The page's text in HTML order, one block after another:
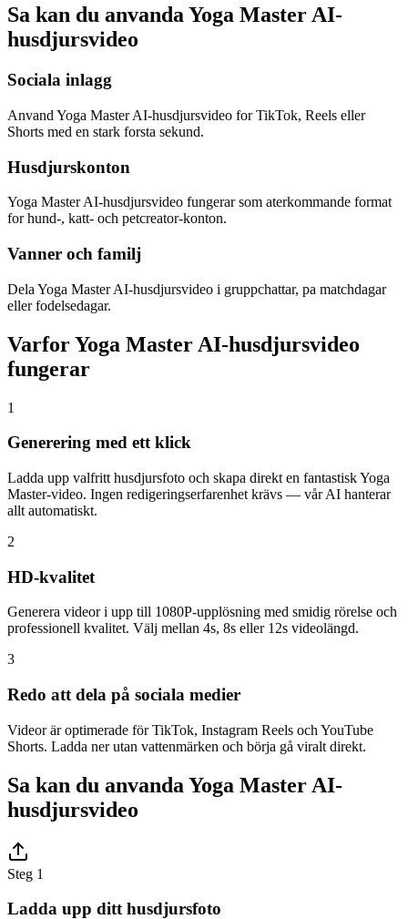
Sa kan du anvanda Yoga Master AI-
husdjursvideo
Sociala inlagg
Anvand Yoga Master AI-husdjursvideo for TikTok, Reels eller
Shorts med en stark forsta sekund.
Husdjurskonton
Yoga Master AI-husdjursvideo fungerar som aterkommande format
for hund-, katt- och petcreator-konton.
Vanner och familj
Dela Yoga Master AI-husdjursvideo i gruppchattar, pa matchdagar
eller fodelsedagar.
Varfor Yoga Master AI-husdjursvideo
fungerar
1
Generering med ett klick
Ladda upp valfritt husdjursfoto och skapa direkt en fantastisk Yoga
Master-video. Ingen redigeringserfarenhet krävs — vår AI hanterar
allt automatiskt.
2
HD-kvalitet
Generera videor i upp till 1080P-upplösning med smidig rörelse och
professionell kvalitet. Välj mellan 4s, 8s eller 12s videolängd.
3
Redo att dela på sociala medier
Videor är optimerade för TikTok, Instagram Reels och YouTube
Shorts. Ladda ner utan vattenmärken och börja gå viralt direkt.
Sa kan du anvanda Yoga Master AI-
husdjursvideo
Steg 1
Ladda upp ditt husdjursfoto